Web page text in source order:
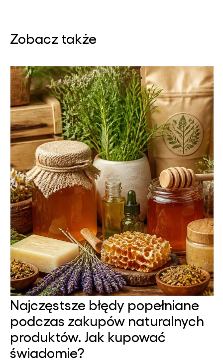
Zobacz także
Najczęstsze błędy popełniane
podczas zakupów naturalnych
produktów. Jak kupować
świadomie?